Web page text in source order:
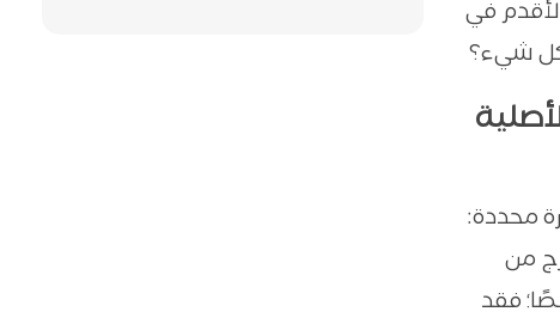
في
كل شيء؟
محددة:
من
فقد